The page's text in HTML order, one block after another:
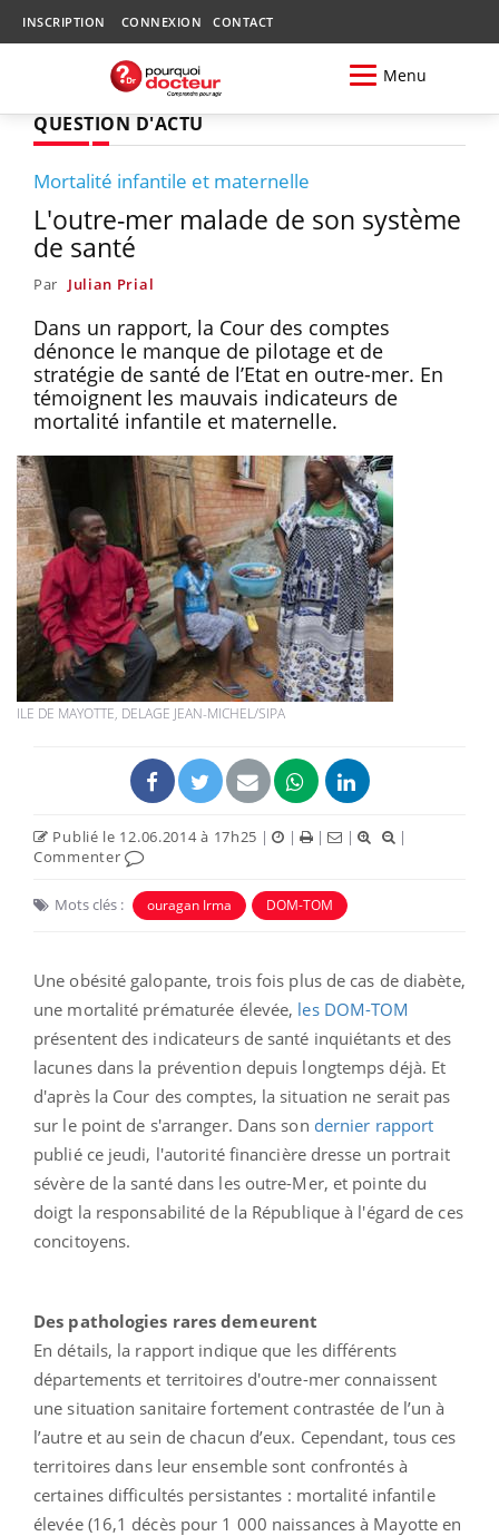
INSCRIPTION CONNEXION CONTACT
Menu
QUESTION D'ACTU
Mortalité infantile et maternelle
L'outre-mer malade de son système
de santé
Par Julian Prial
Dans un rapport, la Cour des comptes
dénonce le manque de pilotage et de
stratégie de santé de l’Etat en outre-mer. En
témoignent les mauvais indicateurs de
mortalité infantile et maternelle.
ILE DE MAYOTTE, DELAGE JEAN-MICHEL/SIPA
Publié le 12.06.2014 à 17h25 | | | |
|
Commenter
Mots clés : ouragan Irma DOM-TOM
Une obésité galopante, trois fois plus de cas de diabète,
une mortalité prématurée élevée, les DOM-TOM
présentent des indicateurs de santé inquiétants et des
lacunes dans la prévention depuis longtemps déjà. Et
d'après la Cour des comptes, la situation ne serait pas
sur le point de s'arranger. Dans son dernier rapport
publié ce jeudi, l'autorité financière dresse un portrait
sévère de la santé dans les outre-Mer, et pointe du
doigt la responsabilité de la République à l'égard de ces
concitoyens.
Des pathologies rares demeurent
En détails, la rapport indique que les différents
départements et territoires d'outre-mer connaissent
une situation sanitaire fortement contrastée de l’un à
l’autre et au sein de chacun d’eux. Cependant, tous ces
territoires dans leur ensemble sont confrontés à
certaines difficultés persistantes : mortalité infantile
élevée (16,1 décès pour 1 000 naissances à Mayotte en